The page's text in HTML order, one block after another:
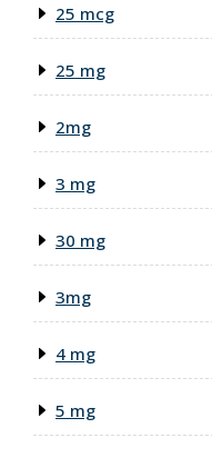
25 mcg
25 mg
2mg
3 mg
30 mg
3mg
4 mg
5 mg